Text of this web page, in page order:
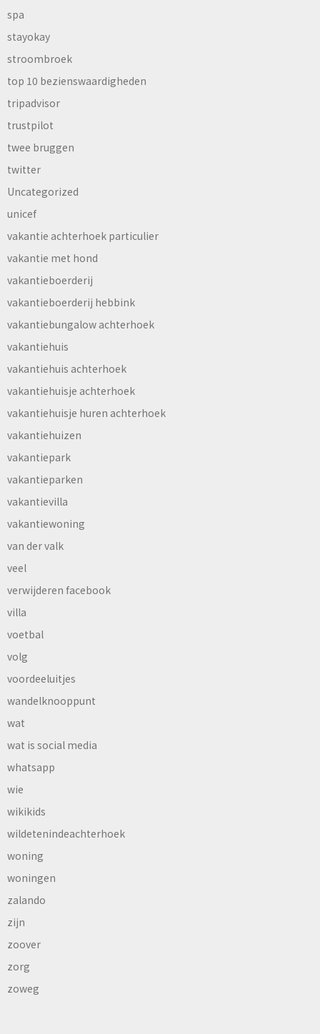
spa
stayokay
stroombroek
top 10 bezienswaardigheden
tripadvisor
trustpilot
twee bruggen
twitter
Uncategorized
unicef
vakantie achterhoek particulier
vakantie met hond
vakantieboerderij
vakantieboerderij hebbink
vakantiebungalow achterhoek
vakantiehuis
vakantiehuis achterhoek
vakantiehuisje achterhoek
vakantiehuisje huren achterhoek
vakantiehuizen
vakantiepark
vakantieparken
vakantievilla
vakantiewoning
van der valk
veel
verwijderen facebook
villa
voetbal
volg
voordeeluitjes
wandelknooppunt
wat
wat is social media
whatsapp
wie
wikikids
wildetenindeachterhoek
woning
woningen
zalando
zijn
zoover
zorg
zoweg